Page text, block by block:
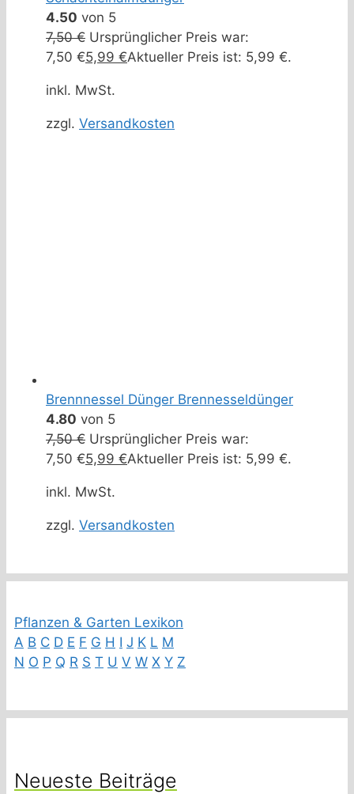
4.50 von 5
7,50€ Ursprünglicher Preis war:
7,50 €5,99 €Aktueller Preis ist: 5,99 €.
inkl. MwSt.
zzgl. Versandkosten
Brennnessel Dünger Brennesseldünger
4.80 von 5
7,50€ Ursprünglicher Preis war:
7,50 €5,99 €Aktueller Preis ist: 5,99 €.
inkl. MwSt.
zzgl. Versandkosten
Pflanzen & Garten Lexikon
A B C D E F G H I J K L M
N O P Q R S T U V W X Y Z
Neueste Beiträge